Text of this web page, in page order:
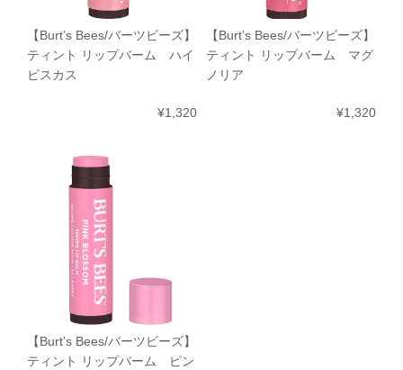
【Burt’s Bees/バーツビーズ】
ティント リップバーム ハイ
ビスカス
¥1,320
【Burt’s Bees/バーツビーズ】
ティント リップバーム マグ
ノリア
¥1,320
【Burt’s Bees/バーツビーズ】
ティント リップバーム ピン